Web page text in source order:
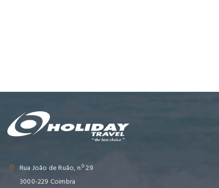
Rua João de Ruão, n.º 29
3000-229 Coimbra